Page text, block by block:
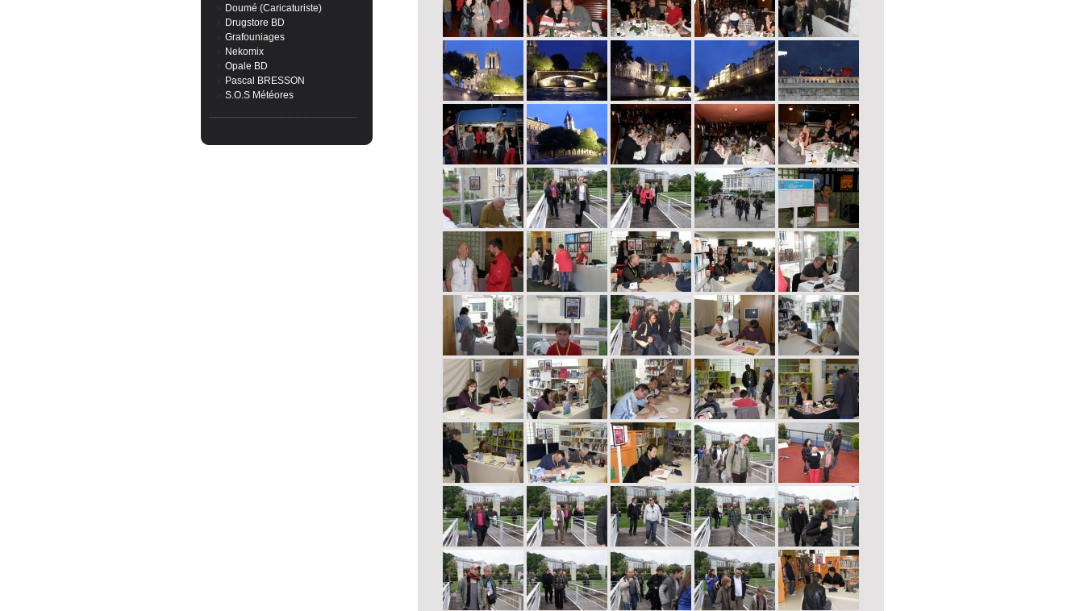
Doumé (Caricaturiste)
Drugstore BD
Grafouniages
Nekomix
Opale BD
Pascal BRESSON
S.O.S Météores